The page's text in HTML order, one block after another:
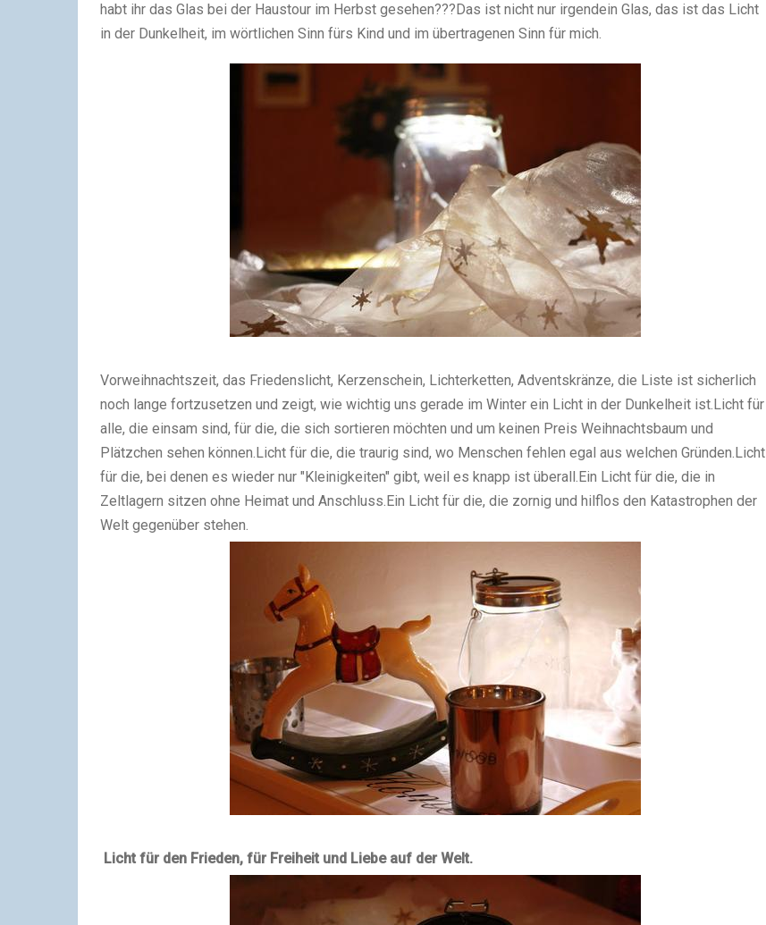
habt ihr das Glas bei der Haustour im Herbst gesehen???Das ist nicht nur irgendein Glas, das ist das Licht
in der Dunkelheit, im wörtlichen Sinn fürs Kind und im übertragenen Sinn für mich.
Vorweihnachtszeit, das Friedenslicht, Kerzenschein, Lichterketten, Adventskränze, die Liste ist sicherlich
noch lange fortzusetzen und zeigt, wie wichtig uns gerade im Winter ein Licht in der Dunkelheit ist.Licht für
alle, die einsam sind, für die, die sich sortieren möchten und um keinen Preis Weihnachtsbaum und
Plätzchen sehen können.Licht für die, die traurig sind, wo Menschen fehlen egal aus welchen Gründen.Licht
für die, bei denen es wieder nur "Kleinigkeiten" gibt, weil es knapp ist überall.Ein Licht für die, die in
Zeltlagern sitzen ohne Heimat und Anschluss.Ein Licht für die, die zornig und hilflos den Katastrophen der
Welt gegenüber stehen.
Licht für den Frieden, für Freiheit und Liebeauf der Welt.